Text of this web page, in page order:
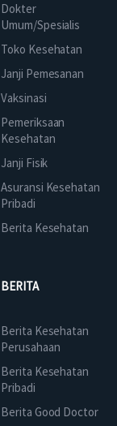
Dokter
Umum/Spesialis
Toko Kesehatan
Janji Pemesanan
Vaksinasi
Pemeriksaan
Kesehatan
Janji Fisik
Asuransi Kesehatan
Pribadi
Berita Kesehatan
BERITA
Berita Kesehatan
Perusahaan
Berita Kesehatan
Pribadi
Berita Good Doctor